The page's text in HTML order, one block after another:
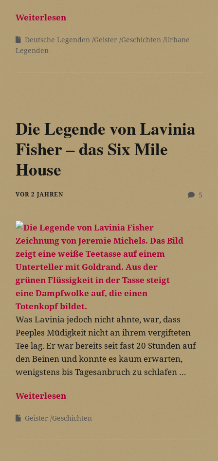
Weiterlesen
Deutsche Legenden Geister Geschichten Urbane
Legenden
Die Legende von Lavinia
Fisher – das Six Mile
House
5
VOR 2 JAHREN
Was Lavinia jedoch nicht ahnte, war, dass
Peeples Müdigkeit nicht an ihrem vergifteten
Tee lag. Er war bereits seit fast 20 Stunden auf
den Beinen und konnte es kaum erwarten,
wenigstens bis Tagesanbruch zu schlafen …
Weiterlesen
Geister Geschichten